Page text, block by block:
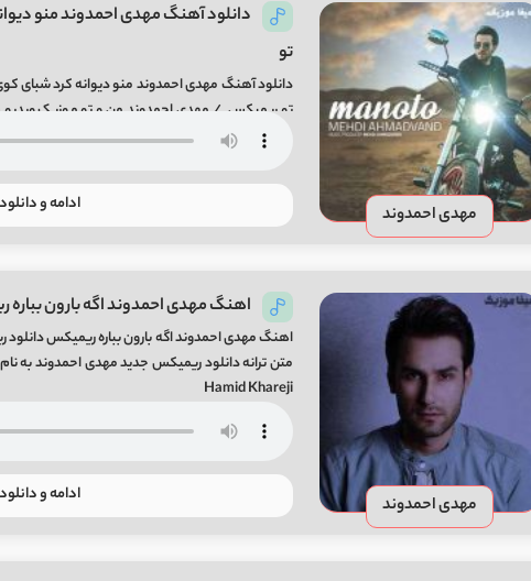
مهدی احمدوند
دانلود آهنگ مهدی احمدوند منو
تو
دانلود آهنگ مهدی احمدوند منو دیوانه کرد شبای
تو ریمیکس / مهدی احمدوند من و تو موزیک
Mp3 از میفا موزیک / دانلود آهنگ مهدی احمدوند من و تو + متن آهنگ
ادامه و دانلود
مهدی احمدوند
اهنگ مهدی احمدوند اگه بارون
اهنگ مهدی احمدوند اگه بارون بباره ریمیکس دانلود
Hamid Khareji
ادامه و دانلود